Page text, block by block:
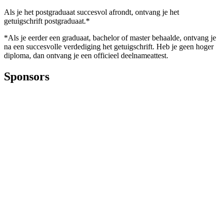
Als je het postgraduaat succesvol afrondt, ontvang je het
getuigschrift postgraduaat.*
*Als je eerder een graduaat, bachelor of master behaalde, ontvang je
na een succesvolle verdediging het getuigschrift. Heb je geen hoger
diploma, dan ontvang je een officieel deelnameattest.
Sponsors